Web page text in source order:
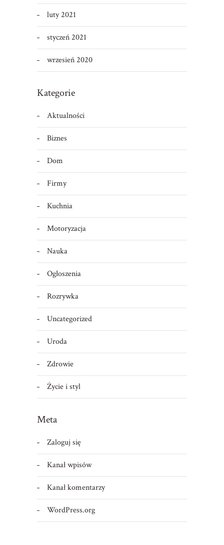
luty 2021
styczeń 2021
wrzesień 2020
Kategorie
Aktualności
Biznes
Dom
Firmy
Kuchnia
Motoryzacja
Nauka
Ogłoszenia
Rozrywka
Uncategorized
Uroda
Zdrowie
Życie i styl
Meta
Zaloguj się
Kanał wpisów
Kanał komentarzy
WordPress.org